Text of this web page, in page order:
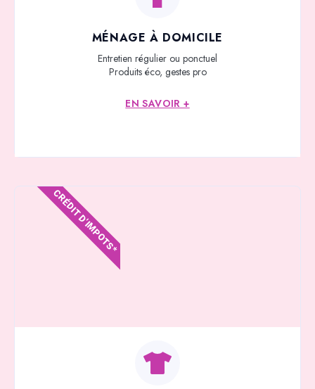
MÉNAGE À DOMICILE
Entretien régulier ou ponctuel
Produits éco, gestes pro
EN SAVOIR +
CRÉDIT D'IMPOTS*